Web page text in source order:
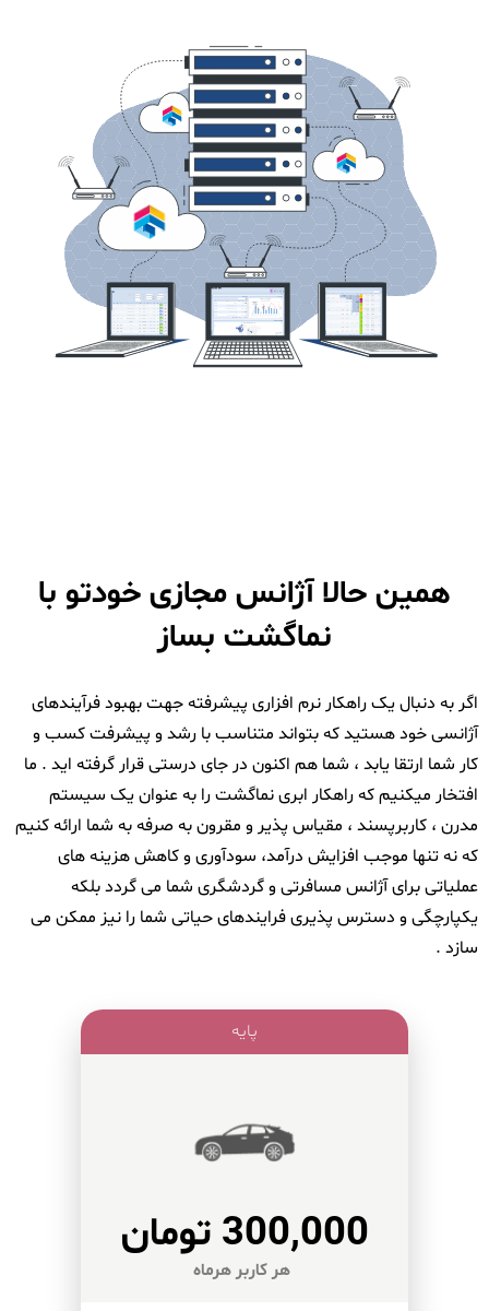
همین حالا آژانس مجازی خودتو با
نماگشت بساز
اگر به دنبال یک راهکار نرم افزاری پیشرفته جهت بهبود فرآیندهای
آژانسی خود هستید که بتواند متناسب با رشد و پیشرفت کسب و
کار شما ارتقا یابد ، شما هم اکنون در جای درستی قرار گرفته اید . ما
افتخار میکنیم که راهکار ابری نماگشت را به عنوان یک سیستم
مدرن ، کاربرپسند ، مقیاس پذیر و مقرون به صرفه به شما ارائه کنیم
که نه تنها موجب افزایش درآمد، سودآوری و کاهش هزینه های
عملیاتی برای آژانس مسافرتی و گردشگری شما می گردد بلکه
یکپارچگی و دسترس پذیری فرایندهای حیاتی شما را نیز ممکن می
سازد .
پایه
300,000 تومان
هر کاربر هرماه